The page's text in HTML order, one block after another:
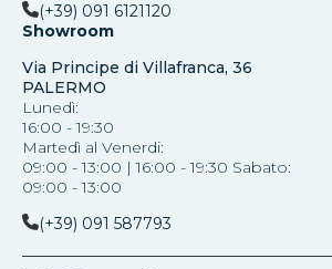
(+39) 091 6121120
Showroom
Via Principe di Villafranca, 36
PALERMO
Lunedì:
16:00 - 19:30
Martedì al Venerdi:
09:00 - 13:00 | 16:00 - 19:30 Sabato:
09:00 - 13:00
(+39) 091 587793